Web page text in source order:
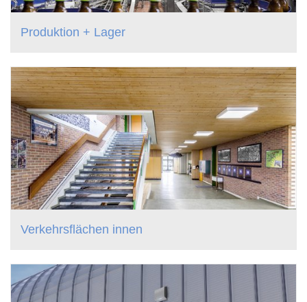
Produktion + Lager
Verkehrsflächen innen